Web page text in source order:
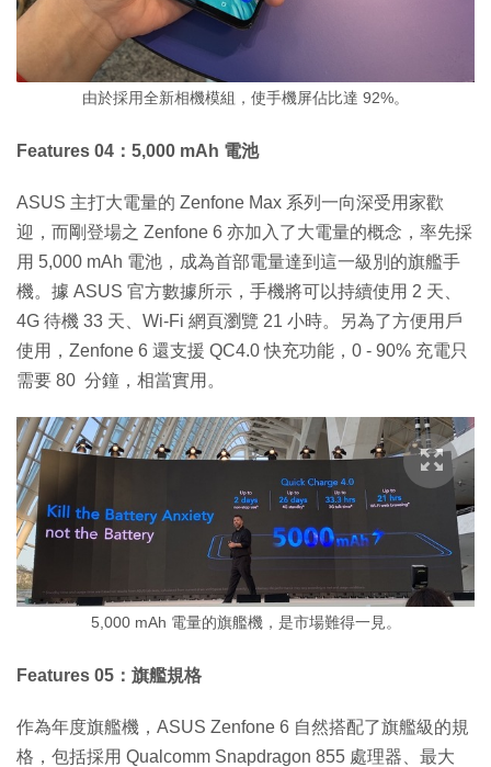
由於採用全新相機模組，使手機屏佔比達 92%。
Features 04：5,000 mAh 電池
ASUS 主打大電量的 Zenfone Max 系列一向深受用家歡
迎，而剛登場之 Zenfone 6 亦加入了大電量的概念，率先採
用 5,000 mAh 電池，成為首部電量達到這一級別的旗艦手
機。據 ASUS 官方數據所示，手機將可以持續使用 2 天、
4G 待機 33 天、Wi-Fi 網頁瀏覽 21 小時。另為了方便用戶
使用，Zenfone 6 還支援 QC4.0 快充功能，0 - 90% 充電只
需要 80 分鐘，相當實用。
5,000 mAh 電量的旗艦機，是市場難得一見。
Features 05：旗艦規格
作為年度旗艦機，ASUS Zenfone 6 自然搭配了旗艦級的規
格，包括採用 Qualcomm Snapdragon 855 處理器、最大